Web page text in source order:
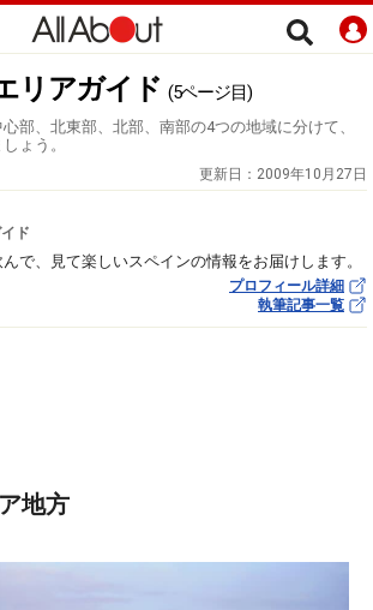
リアガイド (5ページ目)
部、北東部、北部、南部の4つの地域に分けて、
ょう。
更新日： 2009年10月27日
ド
で、見て楽しいスペインの情報をお届けします。
プロフィール詳細
執筆記事一覧
地方